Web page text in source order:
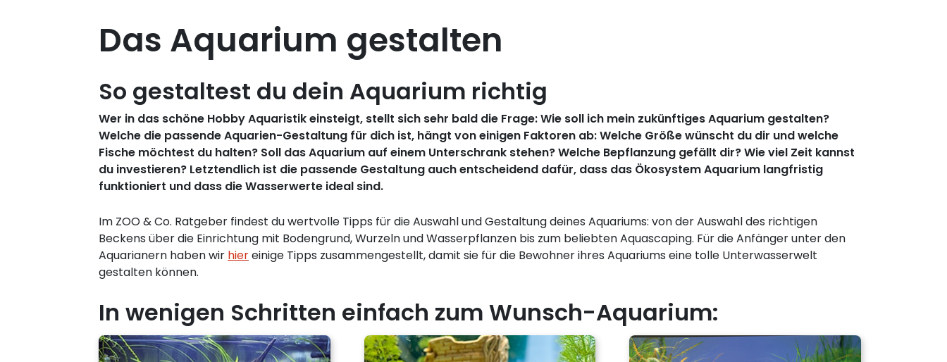
Das Aquarium gestalten
So gestaltest du dein Aquarium richtig
Wer in das schöne Hobby Aquaristik einsteigt, stellt sich sehr bald die Frage: Wie soll ich mein zukünftiges Aquarium gestalten?
Welche die passende Aquarien-Gestaltung für dich ist, hängt von einigen Faktoren ab: Welche Größe wünscht du dir und welche
Fische möchtest du halten? Soll das Aquarium auf einem Unterschrank stehen? Welche Bepflanzung gefällt dir? Wie viel Zeit kannst
du investieren? Letztendlich ist die passende Gestaltung auch entscheidend dafür, dass das Ökosystem Aquarium langfristig
funktioniert und dass die Wasserwerte ideal sind.
Im ZOO & Co. Ratgeber findest du wertvolle Tipps für die Auswahl und Gestaltung deines Aquariums: von der Auswahl des richtigen
Beckens über die Einrichtung mit Bodengrund, Wurzeln und Wasserpflanzen bis zum beliebten Aquascaping. Für die Anfänger unter den
Aquarianern haben wir hiereinige Tipps zusammengestellt, damit sie für die Bewohner ihres Aquariums eine tolle Unterwasserwelt
gestalten können.
In wenigen Schritten einfach zum Wunsch-Aquarium: